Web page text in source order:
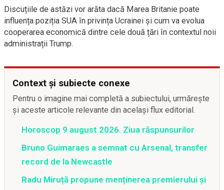
Discuțiile de astăzi vor arăta dacă Marea Britanie poate
influența poziția SUA în privința Ucrainei și cum va evolua
cooperarea economică dintre cele două țări în contextul noii
administrații Trump.
Context și subiecte conexe
Pentru o imagine mai completă a subiectului, urmărește
și aceste articole relevante din același flux editorial.
Horoscop 9 august 2026. Ziua răspunsurilor
Bruno Guimaraes a semnat cu Arsenal, transfer
record de la Newcastle
Radu Miruță propune menținerea premierului și